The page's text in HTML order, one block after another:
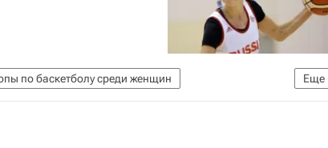
Еще
по баскетболу среди женщин